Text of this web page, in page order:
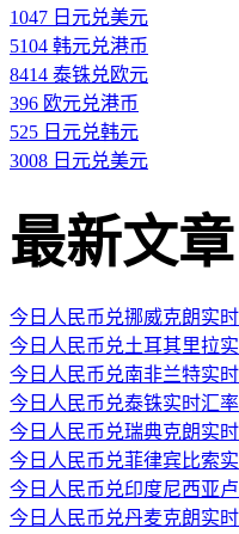
1047 日元兑美元
5104 韩元兑港币
8414 泰铢兑欧元
396 欧元兑港币
525 日元兑韩元
3008 日元兑美元
最新文章
今日人民币兑挪威克朗实
今日人民币兑土耳其里拉
今日人民币兑南非兰特实
今日人民币兑泰铢实时汇
今日人民币兑瑞典克朗实
今日人民币兑菲律宾比索
今日人民币兑印度尼西亚
今日人民币兑丹麦克朗实